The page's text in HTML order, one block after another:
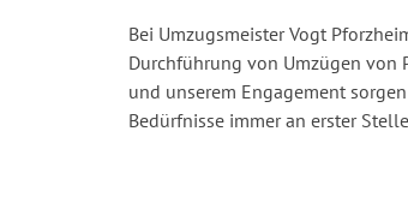
Bei Umzugsmeister Vogt
Durchführung von Umzügen von
und unserem Engagement
Bedürfnisse immer an erster